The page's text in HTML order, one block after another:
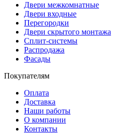
Двери межкомнатные
Двери входные
Перегородки
Двери скрытого монтажа
Сплит-системы
Распродажа
Фасады
Покупателям
Оплата
Доставка
Наши работы
О компании
Контакты